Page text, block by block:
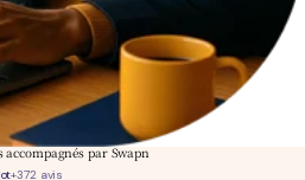
par Swapn
+372 avis